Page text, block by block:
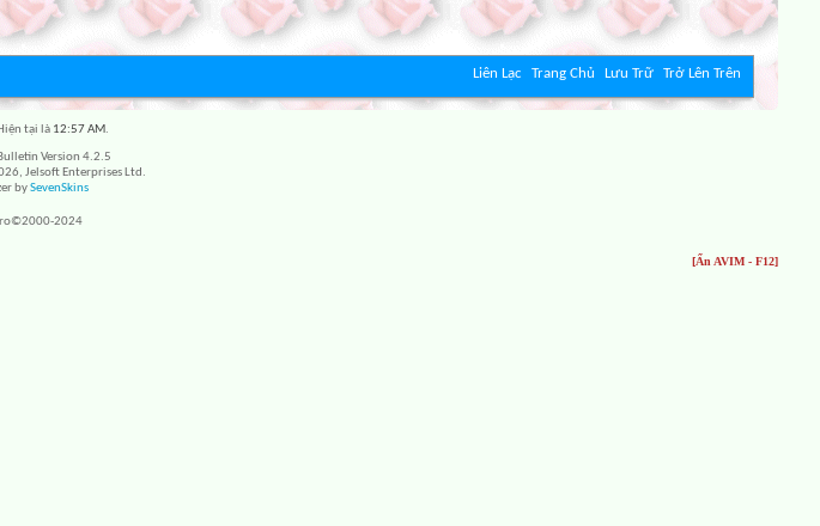
Liên Lạc Trang Chủ Lưu Trữ Trở Lên Trên
tại là 12:57 AM.
Version 4.2.5
Jelsoft Enterprises Ltd.
bySevenSkins
2024
[Ẩn AVIM - F12]